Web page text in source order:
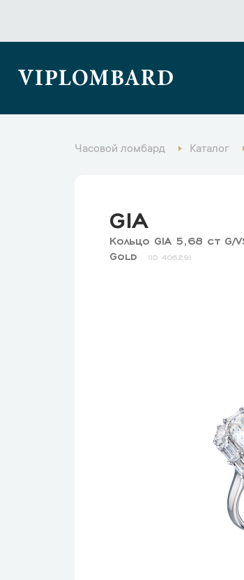
VIPLOMBARD
Часовой ломбард Каталог
GIA
Кольцо GIA 5,68 ct G/
Gold
40629